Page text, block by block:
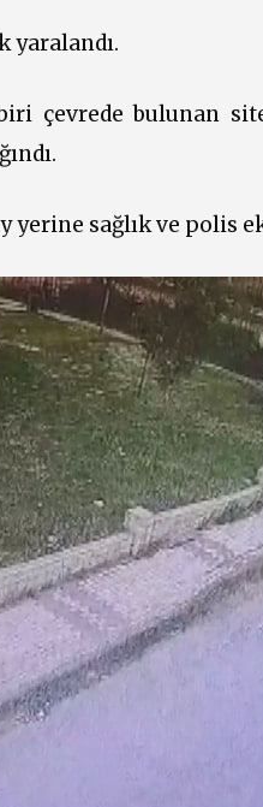
yaralandı.
çevrede bulunan
yerine sağlık ve polis